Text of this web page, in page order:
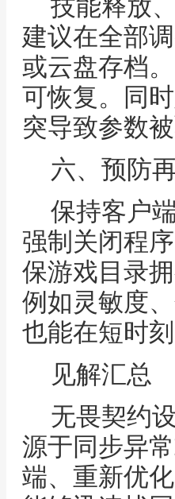
技能释放
建议在全部
或云盘存档
可恢复。同
突导致参数被
六、预防
保持客户
强制关闭程
保游戏目录
例如灵敏度
也能在短时
见解汇总
无畏契约
源于同步异
端、重新优